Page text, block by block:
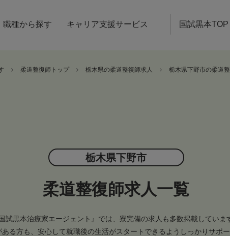
職種から探す キャリア支援サービス 国試黒本TOP
柔道整復師トップ 栃木県の柔道整復師求人 栃木県下野市の柔道
栃木県下野市
柔道整復師求人一覧
国試黒本治療家エージェント』では、寮完備の求人も多数掲載していま
る方も、安心して就職後の生活がスタートできるようしっかりサポー